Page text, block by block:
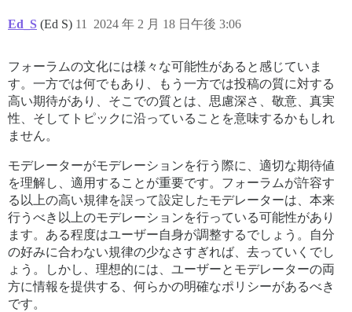
Ed_S (Ed S) 2024 年 2 月 18 日午後 3:06
11
フォーラムの文化には様々な可能性があると感じていま
す。一方では何でもあり、もう一方では投稿の質に対する
高い期待があり、そこでの質とは、思慮深さ、敬意、真実
性、そしてトピックに沿っていることを意味するかもしれ
ません。
モデレーターがモデレーションを行う際に、適切な期待値
を理解し、適用することが重要です。フォーラムが許容す
る以上の高い規律を誤って設定したモデレーターは、本来
行うべき以上のモデレーションを行っている可能性があり
ます。ある程度はユーザー自身が調整するでしょう。自分
の好みに合わない規律の少なさすぎれば、去っていくでし
ょう。しかし、理想的には、ユーザーとモデレーターの両
方に情報を提供する、何らかの明確なポリシーがあるべき
です。